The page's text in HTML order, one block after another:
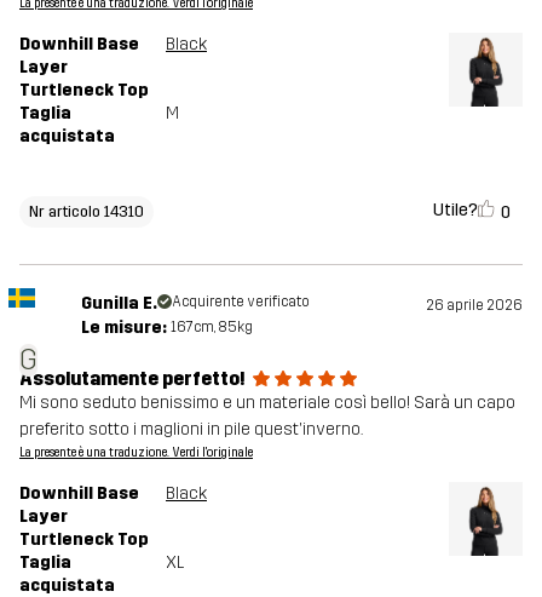
La presente è una traduzione. Verdi l'originale
Downhill Base
Layer
Turtleneck Top
Black
Taglia
acquistata
M
Nr articolo 14310 Utile? 0
G
Gunilla E. Acquirente verificato 26 aprile 2026
Le misure: 167cm, 85kg
Assolutamente perfetto!
Mi sono seduto benissimo e un materiale così bello! Sarà un capo
preferito sotto i maglioni in pile quest'inverno.
La presente è una traduzione. Verdi l'originale
Downhill Base
Layer
Turtleneck Top
Black
Taglia
acquistata
XL